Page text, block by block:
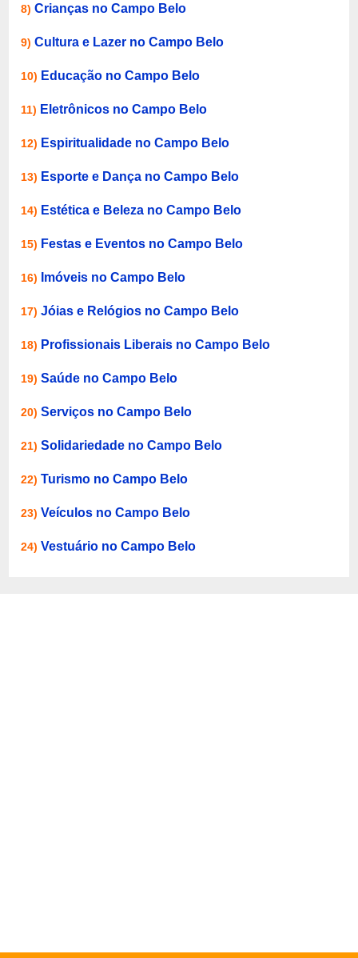
8)Crianças no Campo Belo
9)Cultura e Lazer no Campo Belo
10) Educação no Campo Belo
11) Eletrônicos no Campo Belo
12) Espiritualidade no Campo Belo
13) Esporte e Dança no Campo Belo
14) Estética e Beleza no Campo Belo
15) Festas e Eventos no Campo Belo
16) Imóveis no Campo Belo
17)Jóias e Relógios no Campo Belo
18) Profissionais Liberais no Campo Belo
19)Saúde no Campo Belo
20)Serviços no Campo Belo
21)Solidariedade no Campo Belo
22)Turismo no Campo Belo
23)Veículos no Campo Belo
24)Vestuário no Campo Belo